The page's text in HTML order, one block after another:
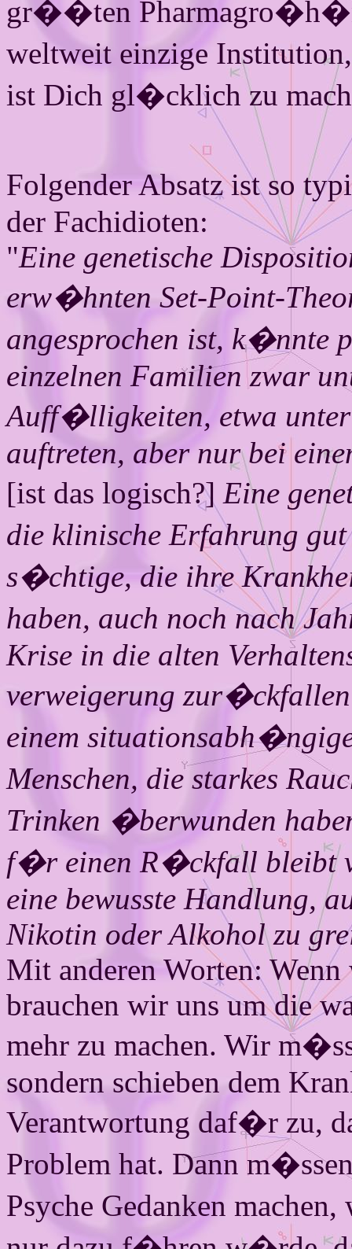
gr��ten
weltweit einzige
ist Dich gl�cklich zu
Folgender Absatz ist so
der Fachidioten:
"Eine genetische
erw�hnten Set-Point-
angesprochen ist, k�nnte
einzelnen Familien zwar
Auff�lligkeiten, etwa
auftreten, aber nur bei
[ist das logisch?] Eine
die klinische Erfahrung
s�chtige, die ihre
haben, auch noch nach
Krise in die alten
verweigerung
einem situationsab
Menschen, die starkes
Trinken �berwunden
f�r einen R�ckfall bleibt
eine bewusste Handlung,
Nikotin oder Alkohol zu
Mit anderen Worten:
brauchen wir uns um die
mehr zu machen. Wir
sondern schieben dem
Verantwortung daf�r zu,
Problem hat. Dann
Psyche Gedanken